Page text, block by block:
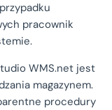
pracownik
WMS.net jest
magazynem.
procedury